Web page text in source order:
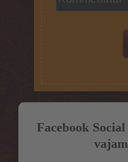
Facebook